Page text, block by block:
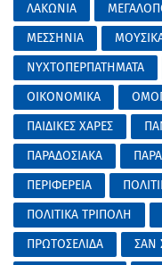
ΛΑΚΩΝΙΑ
ΜΕΣΣΗΝΙΑ
ΝΥΧΤΟΠΕΡΠΑΤΗΜΑΤΑ
ΟΙΚΟΝΟΜΙΚΑ
ΠΑΙΔΙΚΕΣ ΧΑΡΕΣ
ΠΑΡΑΔΟΣΙΑΚΑ
ΠΕΡΙΦΕΡΕΙΑ
ΠΟΛΙΤΙΚΑ ΤΡΙΠΟΛΗ
ΠΡΩΤΟΣΕΛΙΔΑ
ΣΑΝ